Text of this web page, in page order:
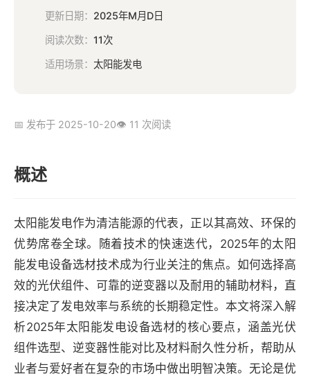
更新日期： 2025年M月D日
阅读次数： 11次
适用场景： 太阳能发电
📅 发布于 2025-10-20👁️ 11 次阅读
概述
太阳能发电作为清洁能源的代表，正以其高效、环保的
优势席卷全球。随着技术的快速迭代，2025年的太阳
能发电设备选材技术成为行业关注的焦点。如何选择高
效的光伏组件、可靠的逆变器以及耐用的辅助材料，直
接决定了发电效率与系统的长期稳定性。本文将深入解
析2025年太阳能发电设备选材的核心要点，涵盖光伏
组件选型、逆变器性能对比及材料耐久性分析，帮助从
业者与爱好者在复杂的市场中做出明智决策。无论是优